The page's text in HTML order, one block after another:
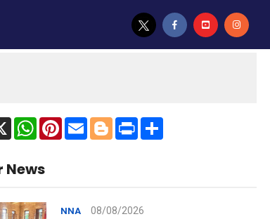
X WhatsApp
Pinterest
EmailBlogger
Print Share
News
NNA 08/08/2026